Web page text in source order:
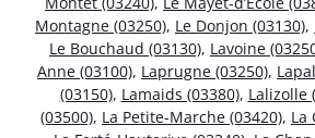
Montagne (03250), Le Donjon (03130),
Le Bouchaud (03130), Lavoine
Anne (03100), Laprugne (03250),
(03150), Lamaids (03380), Lalizolle
(03500), La Petite-Marche (03420), La